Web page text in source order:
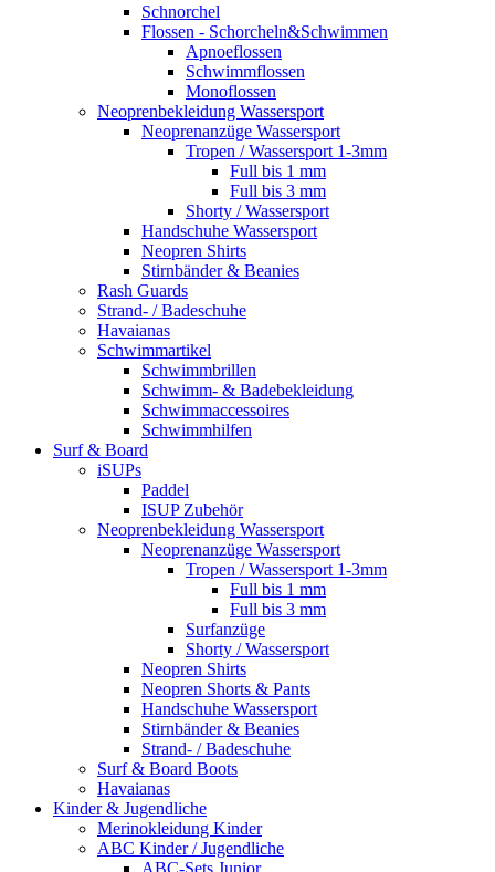
Schnorchel
Flossen - Schorcheln&Schwimmen
Apnoeflossen
Schwimmflossen
Monoflossen
Neoprenbekleidung Wassersport
Neoprenanzüge Wassersport
Tropen / Wassersport 1-3mm
Full bis 1 mm
Full bis 3 mm
Shorty / Wassersport
Handschuhe Wassersport
Neopren Shirts
Stirnbänder & Beanies
Rash Guards
Strand- / Badeschuhe
Havaianas
Schwimmartikel
Schwimmbrillen
Schwimm- & Badebekleidung
Schwimmaccessoires
Schwimmhilfen
Surf & Board
iSUPs
Paddel
ISUP Zubehör
Neoprenbekleidung Wassersport
Neoprenanzüge Wassersport
Tropen / Wassersport 1-3mm
Full bis 1 mm
Full bis 3 mm
Surfanzüge
Shorty / Wassersport
Neopren Shirts
Neopren Shorts & Pants
Handschuhe Wassersport
Stirnbänder & Beanies
Strand- / Badeschuhe
Surf & Board Boots
Havaianas
Kinder & Jugendliche
Merinokleidung Kinder
ABC Kinder / Jugendliche
ABC-Sets Junior